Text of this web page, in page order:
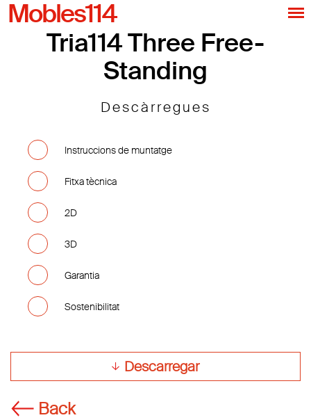
Mobles114
Tria114 Three Free-
Standing
Descàrregues
Instruccions de muntatge
Fitxa tècnica
2D
3D
Garantia
Sostenibilitat
Descarregar
Back